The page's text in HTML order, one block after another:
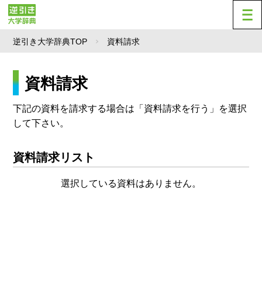
逆引き大学辞典TOP 資料請求
資料請求
下記の資料を請求する場合は「資料請求を行う」を選択
して下さい。
資料請求リスト
選択している資料はありません。